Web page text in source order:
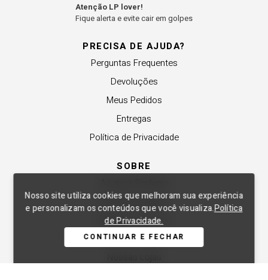
Nosso site utiliza cookies que melhoram sua experiência
e personalizam os conteúdos que você visualiza.Política
de Privacidade.
CONTINUAR E FECHAR
PRECISA DE AJUDA?
Perguntas Frequentes
Devoluções
Meus Pedidos
Entregas
Política de Privacidade
SOBRE
Revender a Marca
Trabalhe Conosco
Compre Local
Atenção LP lover!
Fique alerta e evite cair em golpes